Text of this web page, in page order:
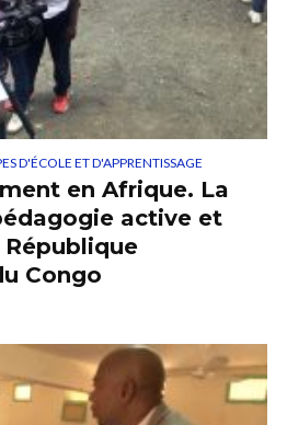
D'ÉCOLE ET D'APPRENTISSAGE
en Afrique. La
active et
Congo